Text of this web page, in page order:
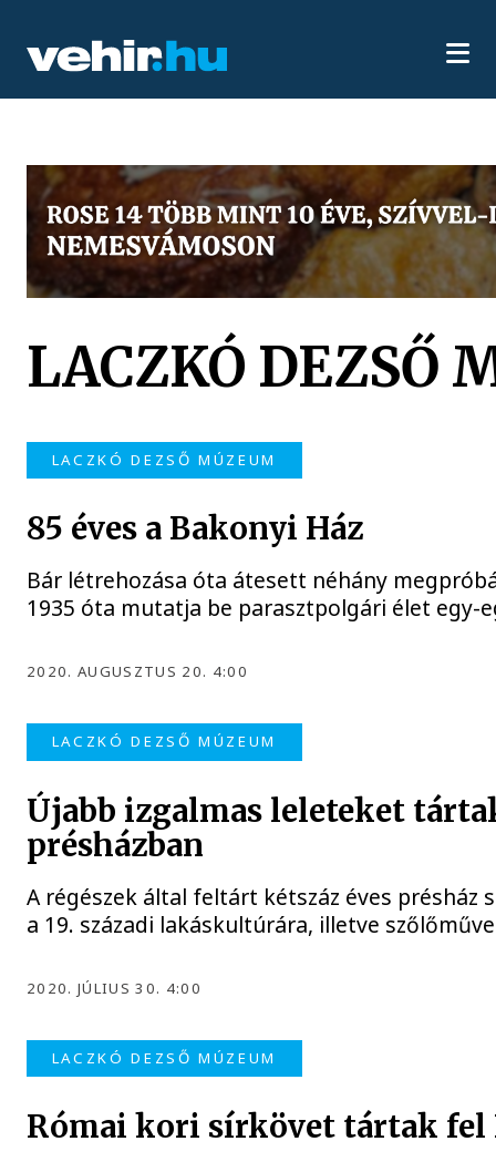
LACZKÓ DEZSŐ
LACZKÓ DEZSŐ MÚZEUM
85 éves a Bakonyi Ház
Bár létrehozása óta átesett néhány
1935 óta mutatja be parasztpolgári élet egy-
2020. AUGUSZTUS 20. 4:00
LACZKÓ DEZSŐ MÚZEUM
Újabb izgalmas leleteket
présházban
A régészek által feltárt kétszáz éves présház
a 19. századi lakáskultúrára, illetve
2020. JÚLIUS 30. 4:00
LACZKÓ DEZSŐ MÚZEUM
Római kori sírkövet tártak fel